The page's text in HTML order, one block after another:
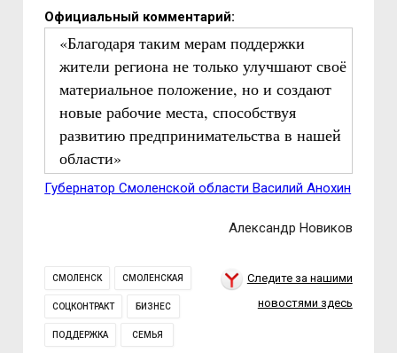
Официальный комментарий:
«Благодаря таким мерам поддержки
жители региона не только улучшают своё
материальное положение, но и создают
новые рабочие места, способствуя
развитию предпринимательства в нашей
области»
Губернатор Смоленской области Василий Анохин
Александр Новиков
СМОЛЕНСК СМОЛЕНСКАЯ
СОЦКОНТРАКТ БИЗНЕС
ПОДДЕРЖКА СЕМЬЯ
Следите за нашими
новостями здесь